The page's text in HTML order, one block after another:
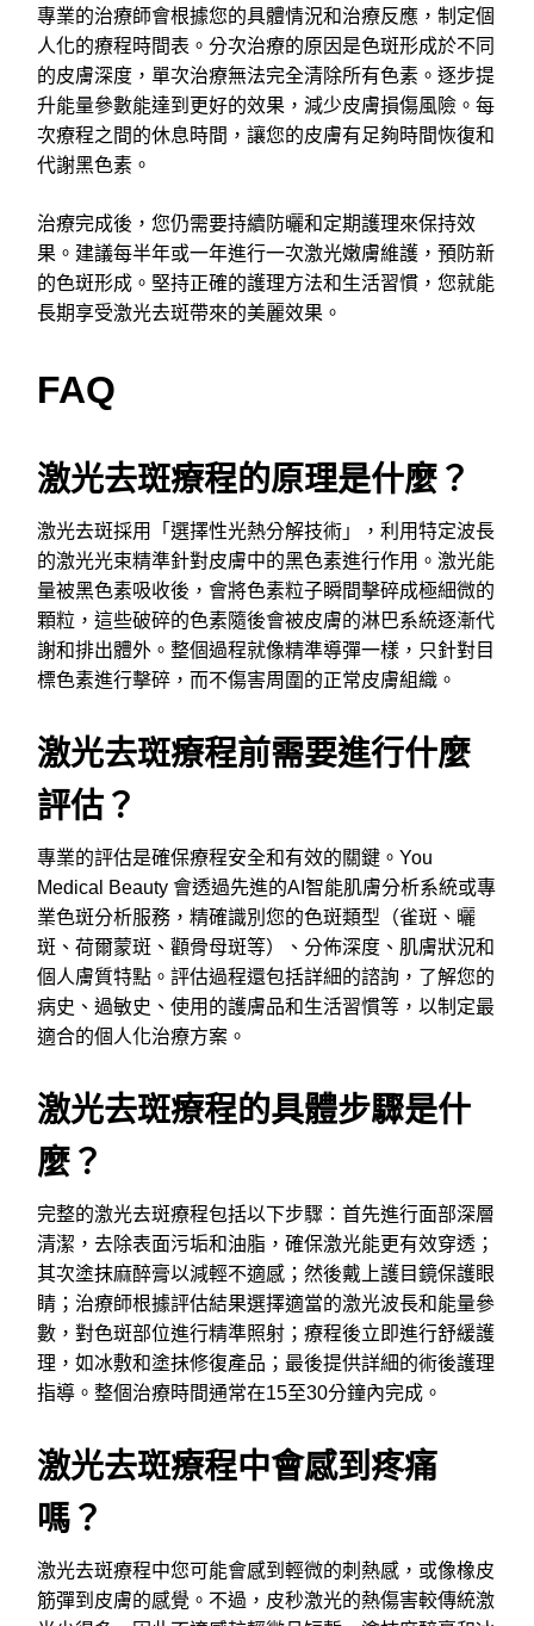
專業的治療師會根據您的具體情況和治療反應，制定個
人化的療程時間表。分次治療的原因是色斑形成於不同
的皮膚深度，單次治療無法完全清除所有色素。逐步提
升能量參數能達到更好的效果，減少皮膚損傷風險。每
次療程之間的休息時間，讓您的皮膚有足夠時間恢復和
代謝黑色素。
治療完成後，您仍需要持續防曬和定期護理來保持效
果。建議每半年或一年進行一次激光嫩膚維護，預防新
的色斑形成。堅持正確的護理方法和生活習慣，您就能
長期享受激光去斑帶來的美麗效果。
FAQ
激光去斑療程的原理是什麼？
激光去斑採用「選擇性光熱分解技術」，利用特定波長
的激光光束精準針對皮膚中的黑色素進行作用。激光能
量被黑色素吸收後，會將色素粒子瞬間擊碎成極細微的
顆粒，這些破碎的色素隨後會被皮膚的淋巴系統逐漸代
謝和排出體外。整個過程就像精準導彈一樣，只針對目
標色素進行擊碎，而不傷害周圍的正常皮膚組織。
激光去斑療程前需要進行什麼
評估？
專業的評估是確保療程安全和有效的關鍵。You
Medical Beauty 會透過先進的AI智能肌膚分析系統或專
業色斑分析服務，精確識別您的色斑類型（雀斑、曬
斑、荷爾蒙斑、顴骨母斑等）、分佈深度、肌膚狀況和
個人膚質特點。評估過程還包括詳細的諮詢，了解您的
病史、過敏史、使用的護膚品和生活習慣等，以制定最
適合的個人化治療方案。
激光去斑療程的具體步驟是什
麼？
完整的激光去斑療程包括以下步驟：首先進行面部深層
清潔，去除表面污垢和油脂，確保激光能更有效穿透；
其次塗抹麻醉膏以減輕不適感；然後戴上護目鏡保護眼
睛；治療師根據評估結果選擇適當的激光波長和能量參
數，對色斑部位進行精準照射；療程後立即進行舒緩護
理，如冰敷和塗抹修復產品；最後提供詳細的術後護理
指導。整個治療時間通常在15至30分鐘內完成。
激光去斑療程中會感到疼痛
嗎？
激光去斑療程中您可能會感到輕微的刺熱感，或像橡皮
筋彈到皮膚的感覺。不過，皮秒激光的熱傷害較傳統激